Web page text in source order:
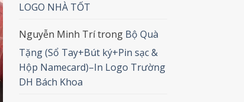
LOGO NHÀ TỐT
Nguyễn Minh Trítrong Bộ Quà
Tặng (Sổ Tay+Bút ký+Pin sạc &
Hộp Namecard)–In Logo Trường
DH Bách Khoa